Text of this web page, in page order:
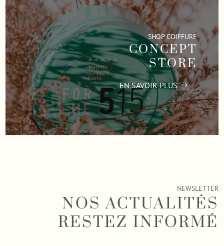
SHOP COIFFURE
CONCEPT
STORE
EN SAVOIR PLUS
NEWSLETTER
NOS ACTUALITÉS
RESTEZ INFORMÉ